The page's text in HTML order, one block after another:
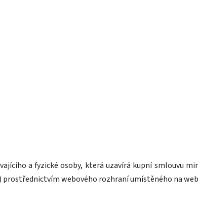
a fyzické osoby, která uzavírá kupní smlouvu
webového rozhraní umístěného na